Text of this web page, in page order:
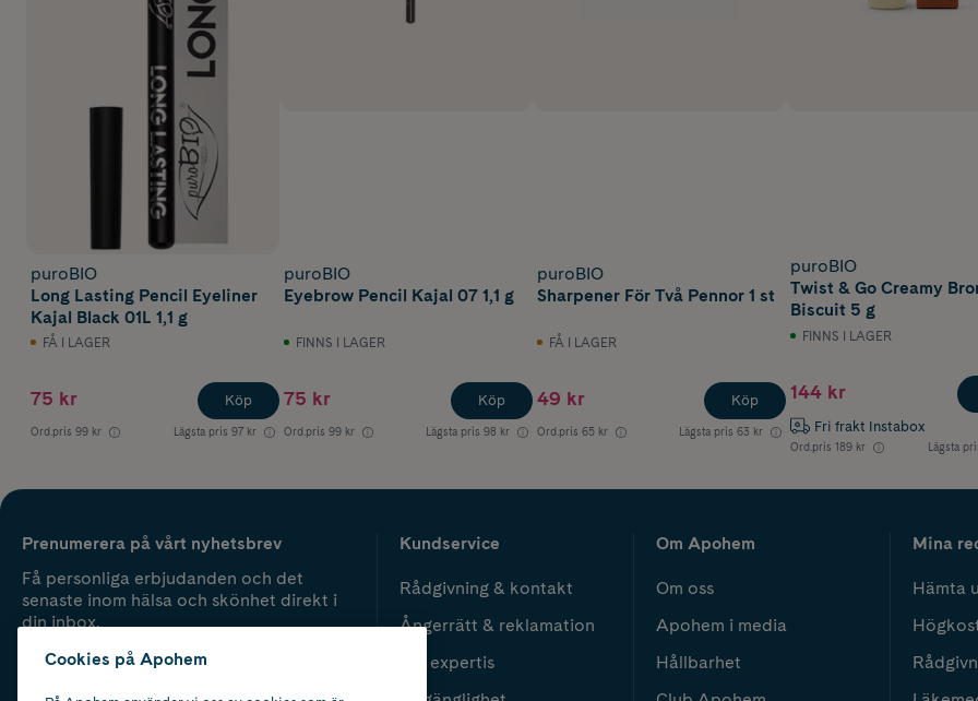
puroBIO
Long Lasting Pencil Eyeliner
Kajal Black 01L 1,1 g
FÅ I LAGER
75 kr
Ord.pris 99 kr Lägsta pris 97 kr
Köp
puroBIO
Eyebrow Pencil Kajal 07 1,1 g
FINNS I LAGER
75 kr
Ord.pris 99 kr Lägsta pris 98 kr
Köp
puroBIO
Sharpener För Två Pennor 1 st
FÅ I LAGER
49 kr
Ord.pris 65 kr Lägsta pris 63 kr
Köp
puroBIO
Twist & Go Creamy
Biscuit 5 g
FINNS I LAGER
144 kr
Fri frakt Instabox
Ord.pris 189 kr Lägsta
Prenumerera på vårt nyhetsbrev
Få personliga erbjudanden och det
senaste inom hälsa och skönhet direkt i
din inbox.
Kundservice
Rådgivning & kontakt
Ångerrätt & reklamation
Vår expertis
Om Apohem
Om oss
Apohem i media
Hållbarhet
Mina
Hämta
Cookies på Apohem